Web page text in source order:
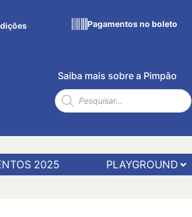
Pagamentos no boleto
Saiba mais sobre a Pimpão
2025 PLAYGROUND